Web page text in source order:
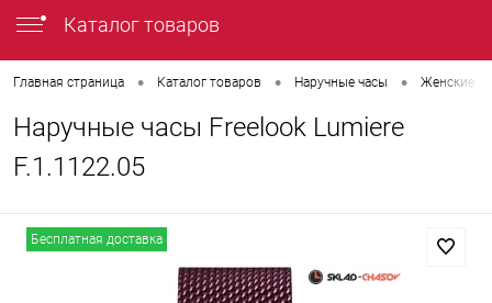
Каталог товаров
Главная страница • Каталог товаров • Наручные часы • Женские
Наручные часы Freelook Lumiere
F.1.1122.05
Бесплатная доставка